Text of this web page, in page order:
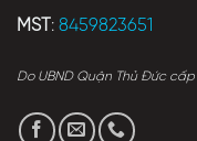
MST : 8459823651
Do UBND Quận Thủ Đức